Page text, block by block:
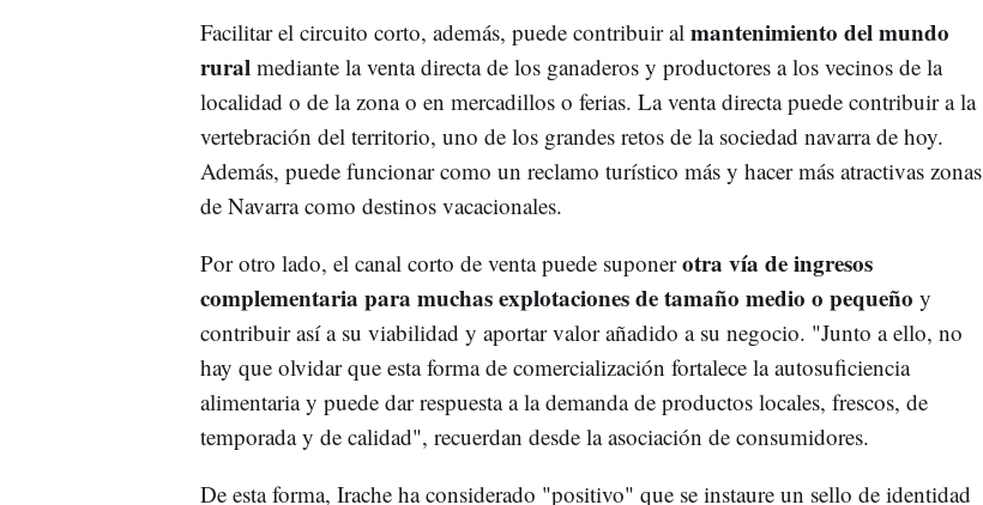
Facilitar el circuito corto, además, puede contribuir al mantenimiento del mundo
rural mediante la venta directa de los ganaderos y productores a los vecinos de la
localidad o de la zona o en mercadillos o ferias. La venta directa puede contribuir a la
vertebración del territorio, uno de los grandes retos de la sociedad navarra de hoy.
Además, puede funcionar como un reclamo turístico más y hacer más atractivas zonas
de Navarra como destinos vacacionales.
Por otro lado, el canal corto de venta puede suponerotra vía de ingresos
complementaria para muchas explotaciones de tamaño medio o pequeño y
contribuir así a su viabilidad y aportar valor añadido a su negocio. "Junto a ello, no
hay que olvidar que esta forma de comercialización fortalece la autosuficiencia
alimentaria y puede dar respuesta a la demanda de productos locales, frescos, de
temporada y de calidad", recuerdan desde la asociación de consumidores.
De esta forma, Irache ha considerado "positivo" que se instaure un sello de identidad